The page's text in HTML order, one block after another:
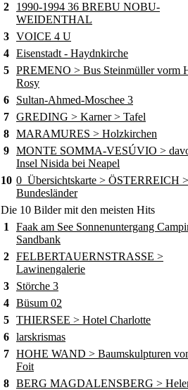
2
1990-1994 36 BREBU NOBU-
WEIDENTHAL
3 VOICE 4 U
4 Eisenstadt - Haydnkirche
5 PREMENO > Bus Steinmüller vorm
Rosy
6
Sultan-Ahmed-Moschee 3
7 GREDING > Karner > Tafel
8 MARAMURES > Holzkirchen
9 MONTE SOMMA-VESÚVIO >
Insel Nisida bei Neapel
10 0_Übersichtskarte > ÖSTERREICH >
Bundesländer
Die 10 Bilder mit den meisten Hits
1
Faak am See Sonnenuntergang
Sandbank
2 FELBERTAUERNSTRASSE >
Lawinengalerie
3
Störche 3
4 Büsum 02
5 THIERSEE > Hotel Charlotte
6 larskrismas
7 HOHE WAND > Baumskulpturen
Foit
8 BERG MAGDALENSBERG >